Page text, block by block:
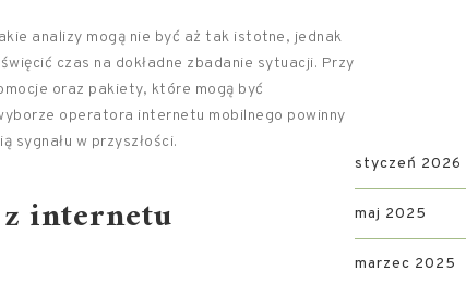
analizy mogą nie być aż tak istotne, jednak
czas na dokładne zbadanie sytuacji. Przy
oraz pakiety, które mogą być
operatora internetu mobilnego powinny
sygnału w przyszłości.
internetu
styczeń 2026
maj 2025
marzec 2025